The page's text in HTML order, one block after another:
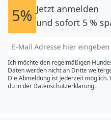
5% Jetzt anmelden
und sofort 5 %
Ich möchte den regelmäßigen
Daten werden nicht an Dritte
Die Abmeldung ist jederzeit
du in der Datenschutzerklärung.